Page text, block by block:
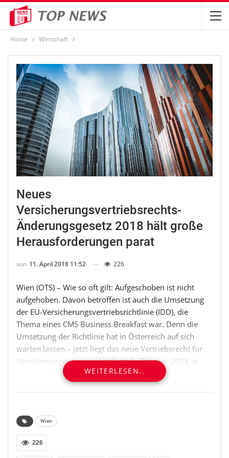
Home Wirtschaft
Neues
Versicherungsvertriebsrechts-
Änderungsgesetz 2018 hält große
Herausforderungen parat
von 11. April 2018 11:52 226
Wien (OTS) – Wie so oft gilt: Aufgeschoben ist nicht
aufgehoben. Davon betroffen ist auch die Umsetzung
der EU-Versicherungsvertriebsrichtlinie (IDD), die
Thema eines CMS Business Breakfast war. Denn die
Umsetzung der Richtlinie hat in Österreich auf sich
warten lassen – jetzt liegt das neue Vertriebsrecht für
Versicherungen vor und soll mit 1. Oktober 2018 in
Kraft treten. Für Versicherungs- und Rückversicherungs-
unternehmen heißt es, bis dato bestehende rechtliche
Eine Möglichkeit dazu bot sich den österreichischen
Versicherern beim CMS Business Breakfast, das am 10.
April in den Räumlichkeiten der Wiener Kanzlei
WEITERLESEN..
Wien
226